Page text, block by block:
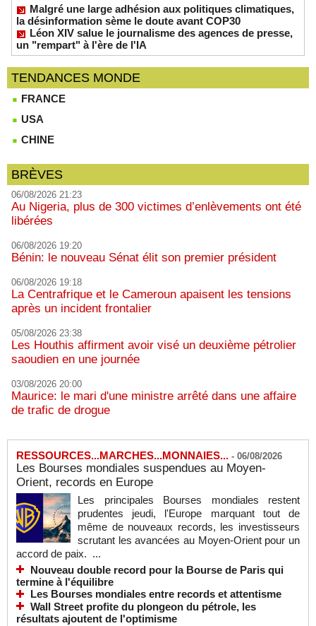
Malgré une large adhésion aux politiques climatiques,
la désinformation sème le doute avant COP30
Léon XIV salue le journalisme des agences de presse,
un "rempart" à l'ère de l'IA
TENDANCES MONDE
FRANCE
USA
CHINE
BRÈVES
06/08/2026 21:23
Au Nigeria, plus de 300 victimes d’enlèvements ont été
libérées
06/08/2026 19:20
Bénin: le nouveau Sénat élit son premier président
06/08/2026 19:18
La Centrafrique et le Cameroun apaisent les tensions
après un incident frontalier
05/08/2026 23:38
Les Houthis affirment avoir visé un deuxième pétrolier
saoudien en une journée
03/08/2026 20:00
Maurice: le mari d'une ministre arrêté dans une affaire
de trafic de drogue
RESSOURCES...MARCHES...MONNAIES... - 06/08/2026
Les Bourses mondiales suspendues au Moyen-
Orient, records en Europe
Les principales Bourses mondiales restent
prudentes jeudi, l'Europe marquant tout de
même de nouveaux records, les investisseurs
scrutant les avancées au Moyen-Orient pour un
accord de paix. ...
Nouveau double record pour la Bourse de Paris qui
termine à l'équilibre
Les Bourses mondiales entre records et attentisme
Wall Street profite du plongeon du pétrole, les
résultats ajoutent de l'optimisme